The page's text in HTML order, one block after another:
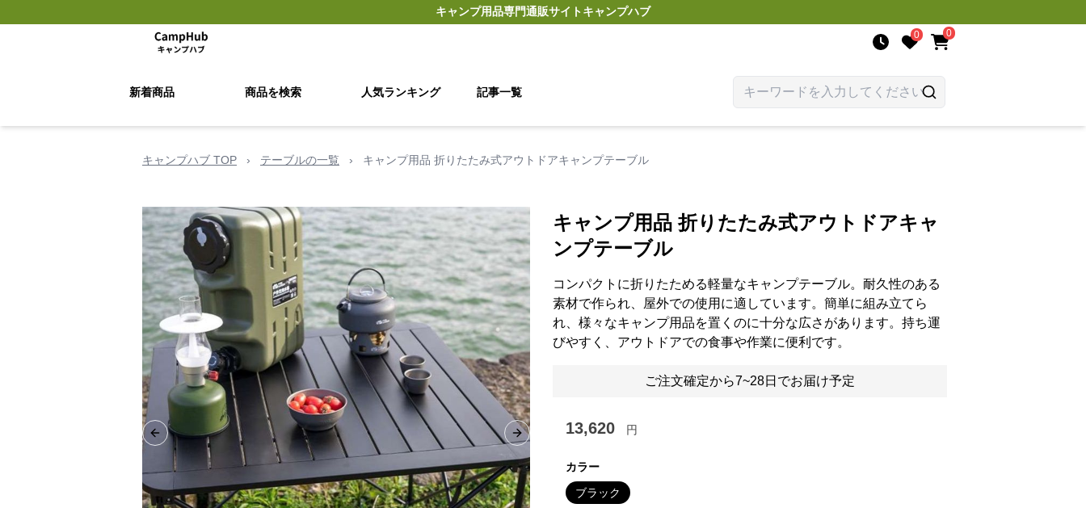
キャンプ用品専門通販サイトキャンプハブ
0 0
新着商品 商品を検索 人気ランキング 記事一覧
キャンプハブ TOP › テーブルの一覧 › キャンプ用品 折りたたみ式アウトドアキャンプテーブル
Previous slide Next slide
キャンプ用品 折りたたみ式アウトドアキャ
ンプテーブル
コンパクトに折りたためる軽量なキャンプテーブル。耐久性のある
素材で作られ、屋外での使用に適しています。簡単に組み立てら
れ、様々なキャンプ用品を置くのに十分な広さがあります。持ち運
びやすく、アウトドアでの食事や作業に便利です。
ご注文確定から7~28日でお届け予定
13,620 円
カラー
ブラック